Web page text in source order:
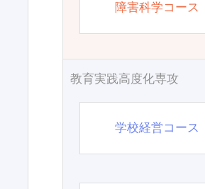
障害科学コース
教育実践高度化専攻
学校経営コース